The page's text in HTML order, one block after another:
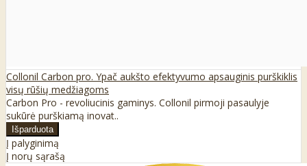
Collonil Carbon pro. Ypač aukšto efektyvumo apsauginis purškiklis
visų rūšių medžiagoms
Carbon Pro - revoliucinis gaminys. Collonil pirmoji pasaulyje
sukūrė purškiamą inovat..
Į palyginimą
Į norų sąrašą